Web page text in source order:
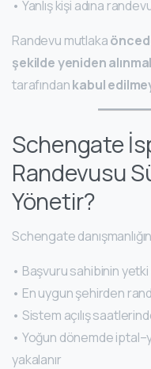
• Yanlış kişi adına
Randevu mutlaka
şekilde yeniden
tarafındankabul
Schengate
Randevusu
Yönetir?
Schengate
• Başvuru sahibinin
• En uygun şehirden
• Sistem açılış
• Yoğun dönemde
yakalanır